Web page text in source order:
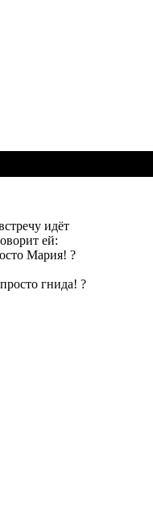
идёт
ей:
Мария! ?
гнида! ?